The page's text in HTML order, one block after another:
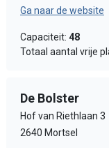
Ga naar de website
Capaciteit: 48
Totaal aantal vrije
De Bolster
Hof van Riethlaan 3
2640 Mortsel